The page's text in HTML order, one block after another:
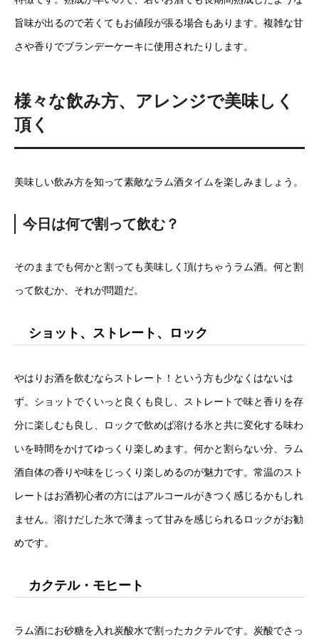
旨味が出るので若くてもお値段が張る場合もあります。複雑な甘
さや香りでブランデーケーキに使用されたりします。
様々な飲み方、アレンジで美味しく
頂く
美味しい飲み方を知って素敵なラム酒タイムを楽しみましょう。
今日は何で割って飲む？
そのままでも何かと割っても美味しく頂けちゃうラム酒。何と割
って飲むか、それが問題だ。
ショット、ストレート、ロック
やはりお酒を飲むならストレート！という方も少なくはないは
ず。ショットでくいっと良くも良し、ストレートで味と香りを存
分に楽しむも良し、ロックで飲めば溶ける氷と共に変化する味わ
いを時間をかけてゆっくり楽しめます。何かと割らない分、ラム
酒自体の香りや味をじっくり楽しめるのが魅力です。常温のスト
レートはお酒初心者の方にはアルコールがきつく感じるかもしれ
ません。溶けだした氷で薄まって甘みを感じられるロックがお勧
めです。
カクテル・モヒート
ラム酒にお砂糖を入れ炭酸水で割ったカクテルです。炭酸でさっ